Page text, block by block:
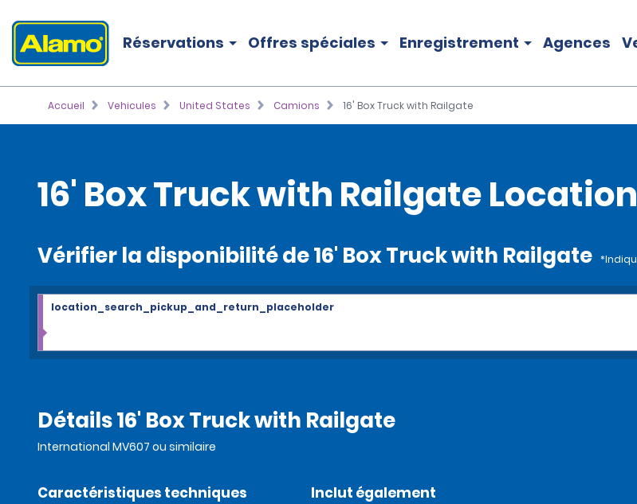
Réservations Offres spéciales Enregistrement Agences
Accueil Vehicules United States Camions 16' Box Truck with Railgate
16' Box Truck with Railgate Location
Vérifier la disponibilité de 16' Box Truck with Railgate
location_search_pickup_and_return_placeholder
Détails 16' Box Truck with Railgate
International MV607 ou similaire
Caractéristiques techniques Inclut également